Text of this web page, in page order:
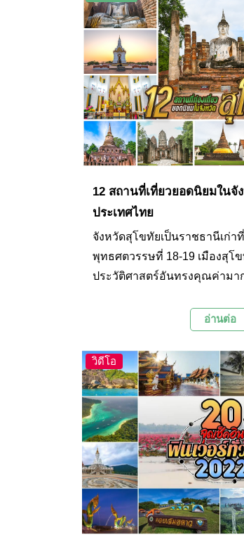
12 สถานที่เที่ยวยอดนิยมในจั
ประเทศไทย
จังหวัดสุโขทัยเป็นราชธานีเก่าที่
พุทธศตวรรษที่ 18-19 เมืองสุโข
ประวัติศาสตร์อันทรงคุณค่ามา
ปัตกรรมและศิลปกรรมเมื่อในอ
ได้เที่ยวชมศึกษา นอกจากนี้ใน
สถานที่ท่องเที่ยวอีกหลายแห่งที่
และทิวทัศน์ที่สวยงาม วันนี้ทาง
12 สถานที่ท่องเที่ยวยอดนิยมใ
ทุกท่านกันในบทความนี้
อ่านต่อ
วิดีโอ